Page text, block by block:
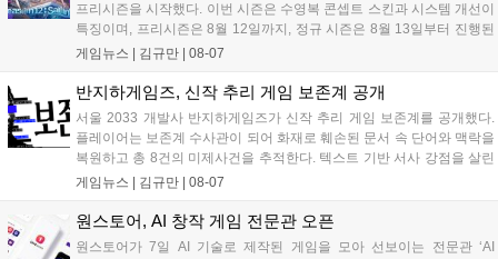
프리시즌을 시작했다. 이번 시즌은 수영복 콘셉트 스킨과 시스템 개선이
특징이며, 프리시즌은 8월 12일까지, 정규 시즌은 8월 13일부터 진행된
다. 실험체 관찰일지 추가와 후반부 전략 강화를 위한 다중 크로노 스피
대를 모으고 있다....
게임뉴스 | 김규만 08-07
반지하게임즈, 신작 추리 게임 보존계 공개
서울 2033 개발사 반지하게임즈가 신작 추리 게임 보존계를 공개했다.
플레이어는 보존계 수사관이 되어 화재로 훼손된 문서 속 단어와 맥락을
복원하고 총 8건의 미제사건을 추적한다. 텍스트 기반 서사 강점을 살린
이번 게임은 정보 조합과 사건 재구성이 핵심이며, 현재 스팀 상점 페이
개발에 박차를 가하고 있다....
게임뉴스 | 김규만 08-07
원스토어, AI 창작 게임 전문관 오픈
원스토어가 7일 AI 기술로 제작된 게임을 모아 선보이는 전문관 ‘AI